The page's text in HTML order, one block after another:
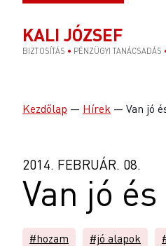
KALI JÓZSEF
BIZTOSÍTÁS • PÉNZÜGYI TANÁCSADÁS
Kezdőlap — Hírek — Van jó
2014. FEBRUÁR. 08.
Van jó
#hozam #jó alapok